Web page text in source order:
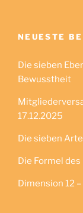
NEUESTE
Die sieben
Bewusstheit
17.12.2025
Die sieben
Die Formel
Dimension 12